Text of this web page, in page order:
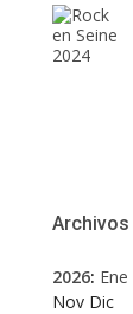
Archivos
2026: Ene
Nov Dic